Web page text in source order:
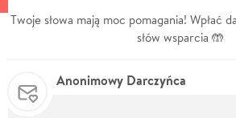
Twoje słowa mają moc pomagania! Wpłać
słów wsparcia 🤲
Anonimowy Darczyńca